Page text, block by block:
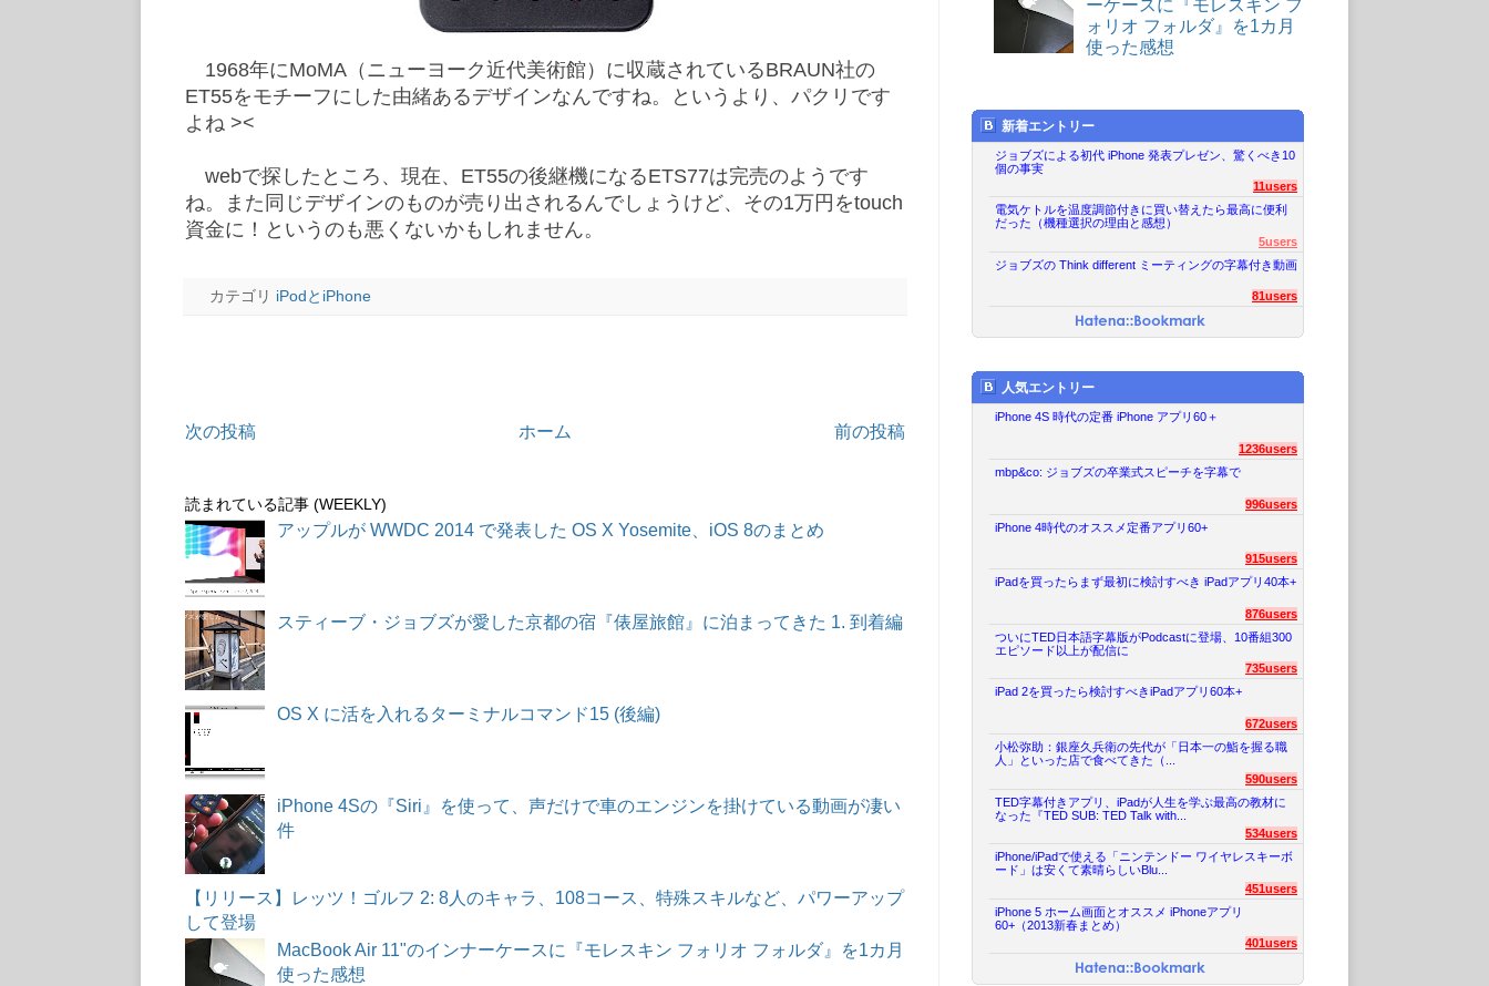
1968年にMoMA（ニューヨーク近代美術館）に収蔵されているBRAUN社の
ET55をモチーフにした由緒あるデザインなんですね。というより、パクリです
よね ><
webで探したところ、現在、ET55の後継機になるETS77は完売のようです
ね。また同じデザインのものが売り出されるんでしょうけど、その1万円をtouch
資金に！というのも悪くないかもしれません。
カテゴリ iPodとiPhone
次の投稿 前の投稿
ホーム
読まれている記事 (WEEKLY)
アップルが WWDC 2014 で発表した OS X Yosemite、iOS 8のまとめ
スティーブ・ジョブズが愛した京都の宿『俵屋旅館』に泊まってきた 1. 到着編
OS X に活を入れるターミナルコマンド15 (後編)
iPhone 4Sの『Siri』を使って、声だけで車のエンジンを掛けている動画が凄い
件
【リリース】レッツ！ゴルフ 2: 8人のキャラ、108コース、特殊スキルなど、パワーアップ
して登場
MacBook Air 11"のインナーケースに『モレスキン フォリオ フォルダ』を1カ月
使った感想
ーケースに『モレスキン フ
ォリオ フォルダ』を1カ月
使った感想
新着エントリー
ジョブズによる初代 iPhone 発表プレゼン、驚くべき10
個の事実
11users
電気ケトルを温度調節付きに買い替えたら最高に便利
だった（機種選択の理由と感想）
5users
ジョブズの Think different ミーティングの字幕付き動画
81users
人気エントリー
iPhone 4S 時代の定番 iPhone アプリ60＋
1236users
mbp&co: ジョブズの卒業式スピーチを字幕で
996users
iPhone 4時代のオススメ定番アプリ60+
915users
iPadを買ったらまず最初に検討すべき iPadアプリ40本+
876users
ついにTED日本語字幕版がPodcastに登場、10番組300
エピソード以上が配信に
735users
iPad 2を買ったら検討すべきiPadアプリ60本+
672users
小松弥助：銀座久兵衛の先代が「日本一の鮨を握る職
人」といった店で食べてきた（...
590users
TED字幕付きアプリ、iPadが人生を学ぶ最高の教材に
なった『TED SUB: TED Talk with...
534users
iPhone/iPadで使える「ニンテンドー ワイヤレスキーボ
ード」は安くて素晴らしいBlu...
451users
iPhone 5 ホーム画面とオススメ iPhoneアプリ
60+（2013新春まとめ）
401users